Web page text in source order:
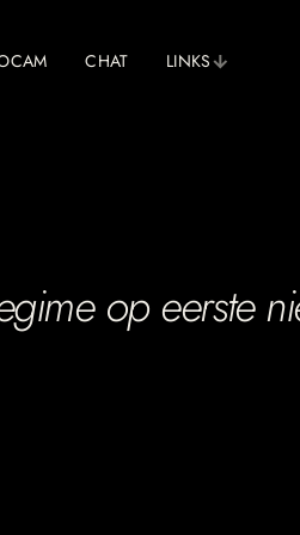
CHAT LINKS
op eerste